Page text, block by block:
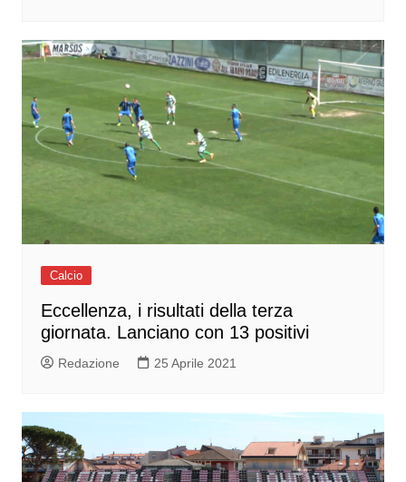
Calcio
Eccellenza, i risultati della terza
giornata. Lanciano con 13 positivi
Redazione 25 Aprile 2021